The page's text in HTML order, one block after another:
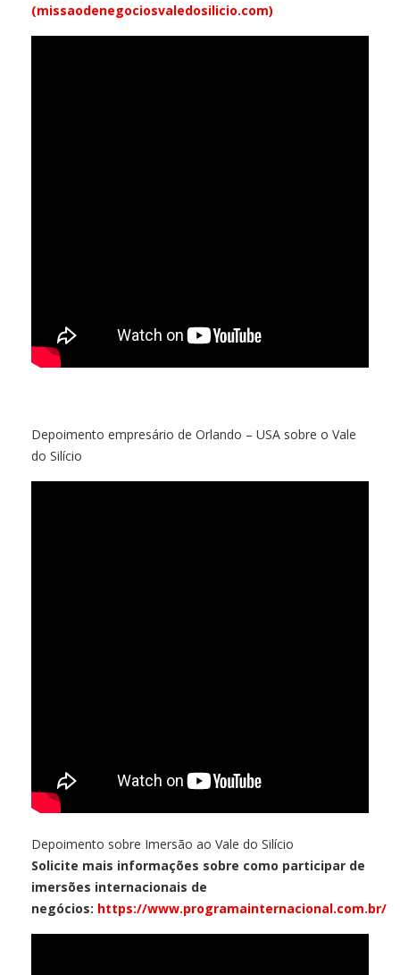
(missaodenegociosvaledosilicio.com)
Depoimento empresário de Orlando – USA sobre o Vale
do Silício
Depoimento sobre Imersão ao Vale do Silício
Solicite mais informações sobre como participar de
imersões internacionais de
negócios: https://www.programainternacional.com.br/